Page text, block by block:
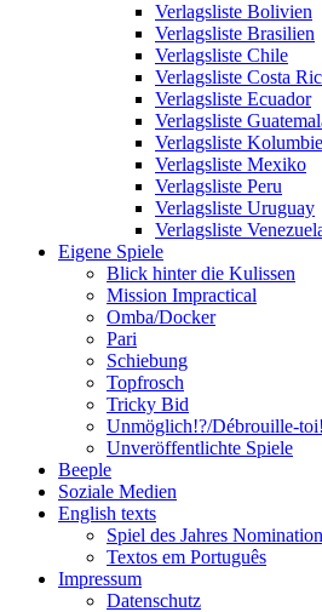
Verlagsliste Bolivien
Verlagsliste Brasilien
Verlagsliste Chile
Verlagsliste Costa
Verlagsliste Ecuador
Verlagsliste
Verlagsliste
Verlagsliste Mexiko
Verlagsliste Peru
Verlagsliste Uruguay
Verlagsliste
Eigene Spiele
Blick hinter die Kulissen
Mission Impractical
Omba/Docker
Pari
Schiebung
Topfrosch
Tricky Bid
Unmöglich!?/Débrouille-toi!
Unveröffentlichte Spiele
Beeple
Soziale Medien
English texts
Spiel des Jahres
Textos em Português
Impressum
Datenschutz